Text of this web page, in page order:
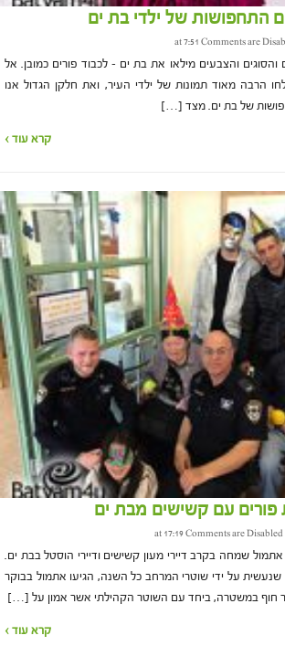
התחפושות של ילדי בת ים
Comments are
והצבעים מילאו את בת ים – לכבוד פורים כמובן. אל
הרבה מאוד תמונות של ילדי העיר, ואת חלקן הגדול אנו
של בת ים. מצד […]
קרא עוד ›
פורים עם קשישים מבת ים
Comments are Disabled
אתמול שמחה בקרב דיירי מעון קשישים ודיירי הוסטל בבת ים.
על ידי שוטרי המרחב כל השנה, הגיעו אתמול בבוקר
חוף במשטרה, ביחד עם השוטר הקהילתי אשר אמון על […]
קרא עוד ›